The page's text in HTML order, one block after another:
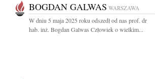
BOGDAN GALWAS WARSZAWA
W dniu 5 maja 2025 roku odszedł od nas prof. dr
hab. inż. Bogdan Galwas Człowiek o wielkim...